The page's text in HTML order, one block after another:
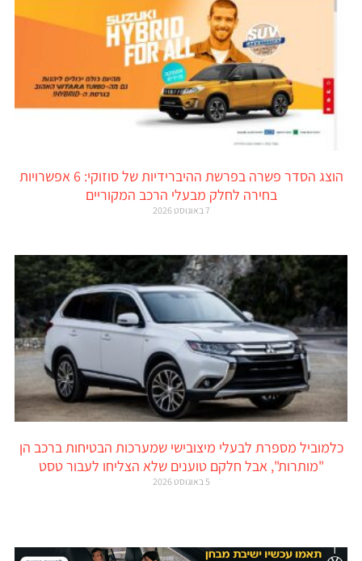
הוצג הסדר פשרה בפרשת ההיברידיות של סוזוקי: 6 אפשרויות
בחירה לחלק מבעלי הרכב המקוריים
7 באוגוסט 2026
כלמוביל מספרת לבעלי מיצובישי שמערכות הבטיחות ברכב הן
"מותרות", אבל חלקם טוענים שלא הצליחו לעבור טסט
5 באוגוסט 2026